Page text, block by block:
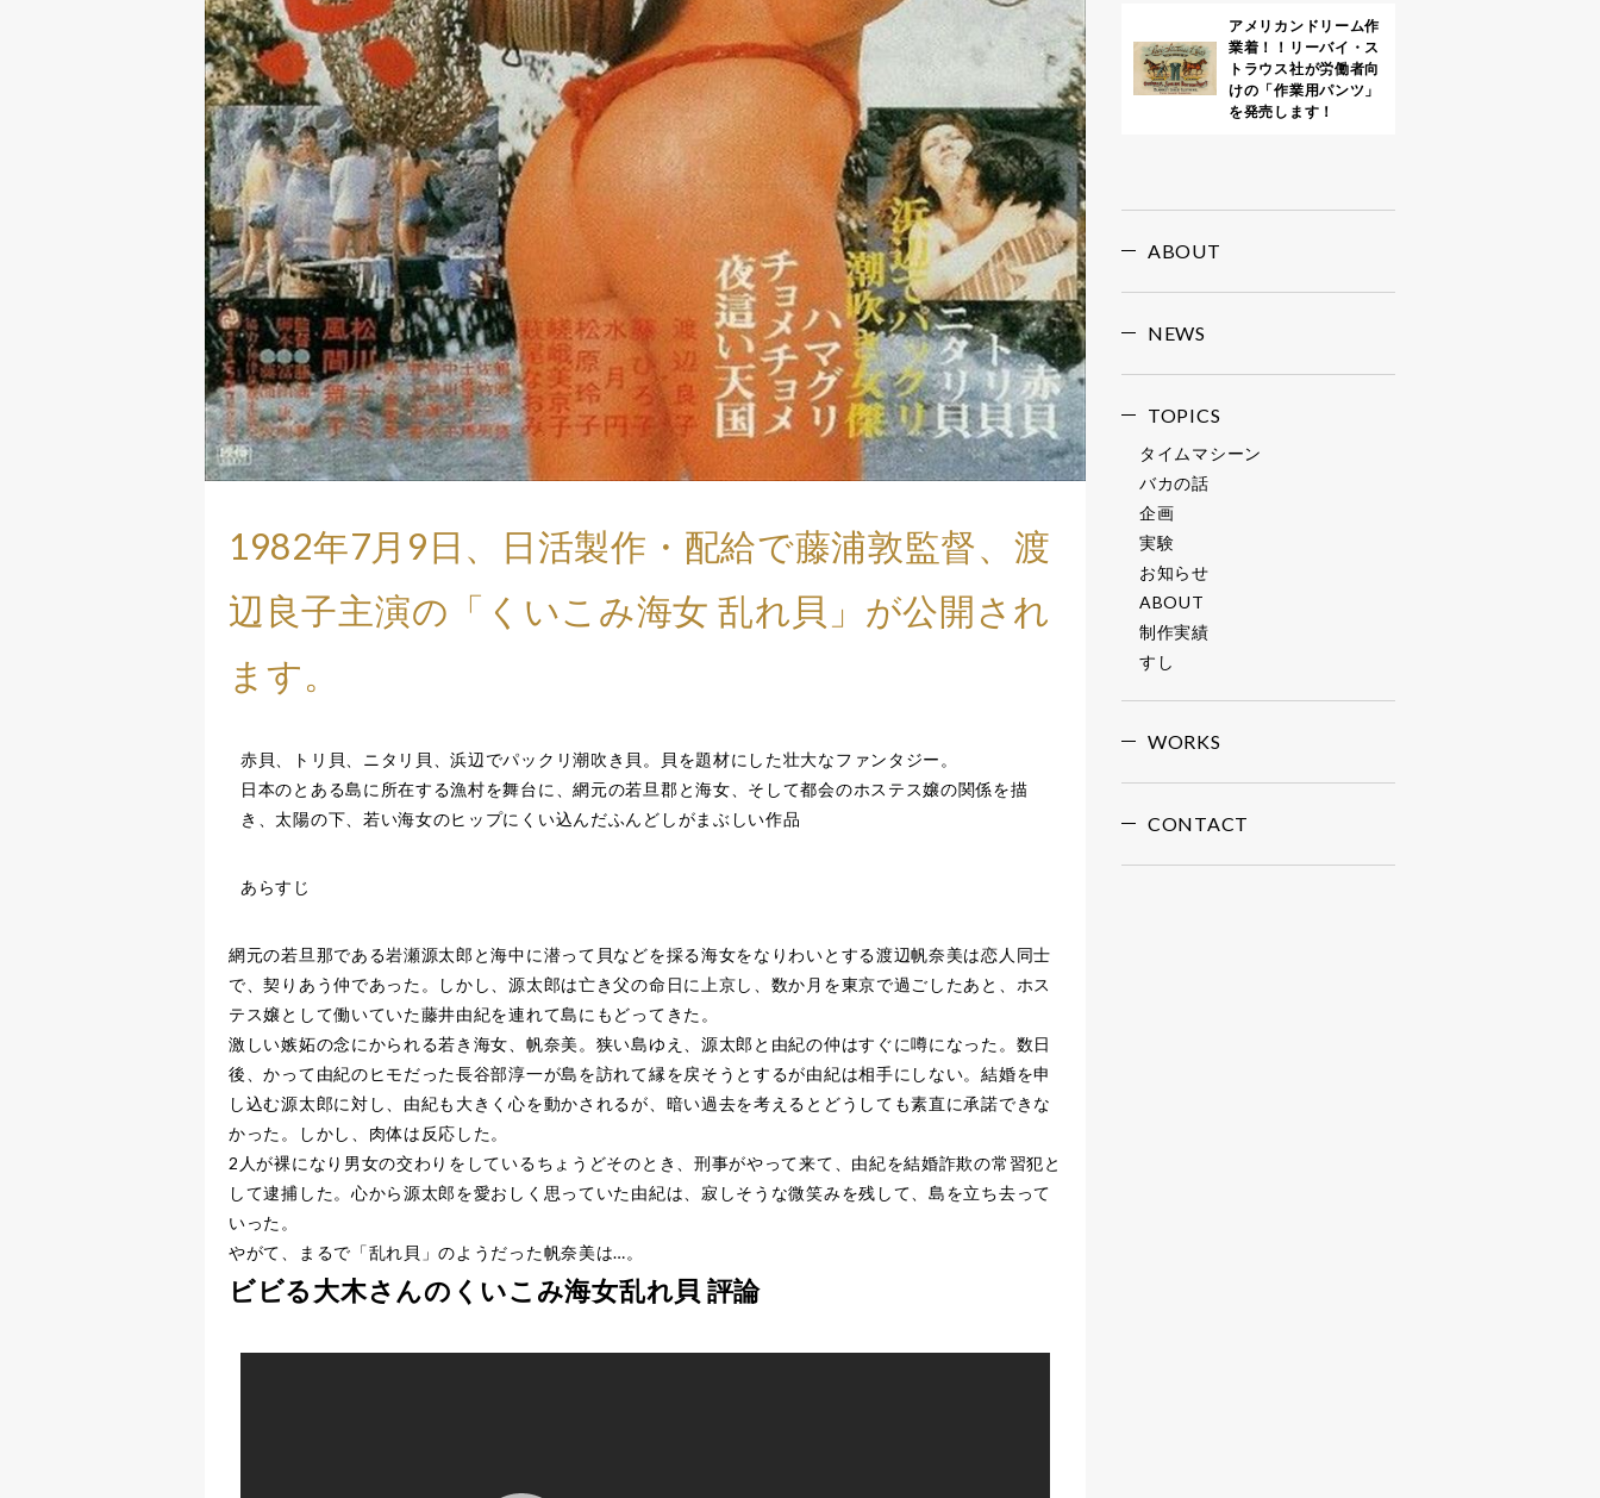
1982年7月9日、日活製作・配給で藤浦敦監督、渡
辺良子主演の「くいこみ海女 乱れ貝」が公開され
ます。
赤貝、トリ貝、ニタリ貝、浜辺でパックリ潮吹き貝。貝を題材にした壮大なファンタジー。
日本のとある島に所在する漁村を舞台に、網元の若旦郡と海女、そして都会のホステス嬢の関係を描
き、太陽の下、若い海女のヒップにくい込んだふんどしがまぶしい作品
あらすじ
網元の若旦那である岩瀬源太郎と海中に潜って貝などを採る海女をなりわいとする渡辺帆奈美は恋人同士
で、契りあう仲であった。しかし、源太郎は亡き父の命日に上京し、数か月を東京で過ごしたあと、ホス
テス嬢として働いていた藤井由紀を連れて島にもどってきた。
激しい嫉妬の念にかられる若き海女、帆奈美。狭い島ゆえ、源太郎と由紀の仲はすぐに噂になった。数日
後、かって由紀のヒモだった長谷部淳一が島を訪れて縁を戻そうとするが由紀は相手にしない。結婚を申
し込む源太郎に対し、由紀も大きく心を動かされるが、暗い過去を考えるとどうしても素直に承諾できな
かった。しかし、肉体は反応した。
2人が裸になり男女の交わりをしているちょうどそのとき、刑事がやって来て、由紀を結婚詐欺の常習犯と
して逮捕した。心から源太郎を愛おしく思っていた由紀は、寂しそうな微笑みを残して、島を立ち去って
いった。
やがて、まるで「乱れ貝」のようだった帆奈美は…。
ビビる大木さんのくいこみ海女乱れ貝 評論
アメリカンドリーム作
業着！！リーバイ・ス
トラウス社が労働者向
けの「作業用パンツ」
を発売します！
ABOUT
NEWS
TOPICS
タイムマシーン
バカの話
企画
実験
お知らせ
ABOUT
制作実績
すし
WORKS
CONTACT